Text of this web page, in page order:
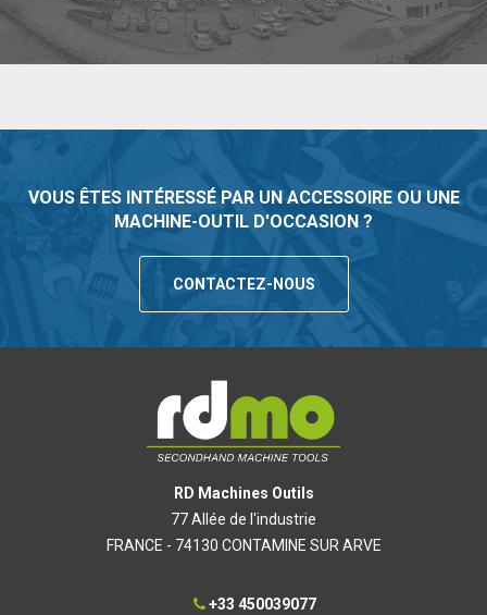
VOUS ÊTES INTÉRESSÉ PAR UN ACCESSOIRE OU UNE
MACHINE-OUTIL D'OCCASION ?
CONTACTEZ-NOUS
RD Machines Outils
77 Allée de l'industrie
FRANCE - 74130 CONTAMINE SUR ARVE
+33 450039077